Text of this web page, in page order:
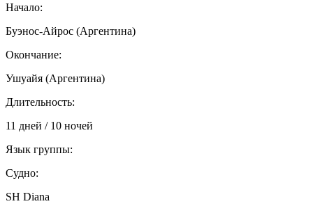
Начало:
Буэнос-Айрос (Аргентина)
Окончание:
Ушуайя (Аргентина)
Длительность:
11 дней / 10 ночей
Язык группы:
Судно:
SH Diana